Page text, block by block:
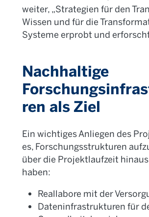
weiter, „Strategien für den
Wissen und für die
Systeme erprobt und
Nachhaltige
ren als Ziel
Ein wichtiges Anliegen des
es, Forschungsstrukturen
über die Projektlaufzeit
haben:
Reallabore mit der
Dateninfrastrukturen für